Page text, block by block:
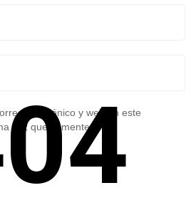
electrónico y web en este
vez que comente.